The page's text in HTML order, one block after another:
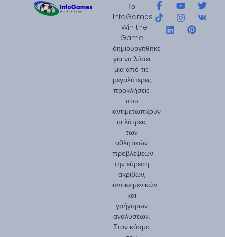
Το
InfoGames
- Win the
Game
δημιουργήθηκε
για να λύσει
μία από τις
μεγαλύτερες
προκλήσεις
που
αντιμετωπίζουν
οι λάτρεις
των
αθλητικών
προβλέψεων:
την εύρεση
ακριβών,
αντικειμενικών
και
γρήγορων
αναλύσεων.
Στον κόσμο